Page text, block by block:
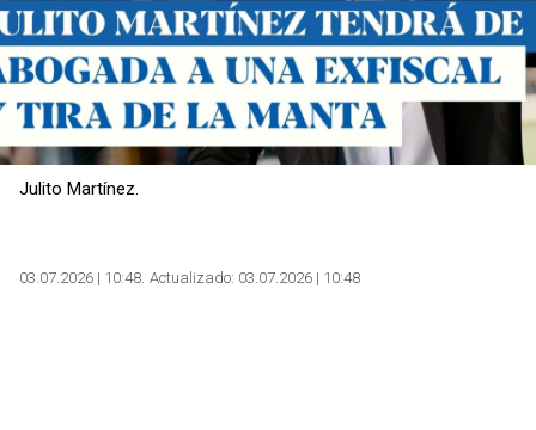
Julito Martínez.
03.07.2026 | 10:48 Actualizado: 03.07.2026 | 10:48